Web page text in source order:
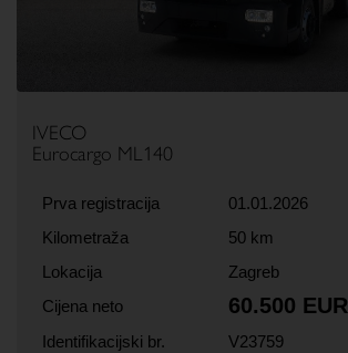
IVECO
Eurocargo ML140
Prva registracija
01.01.2026
Kilometraža
50 km
Lokacija
Zagreb
Cijena neto
60.500 EUR
Identifikacijski br. V23759